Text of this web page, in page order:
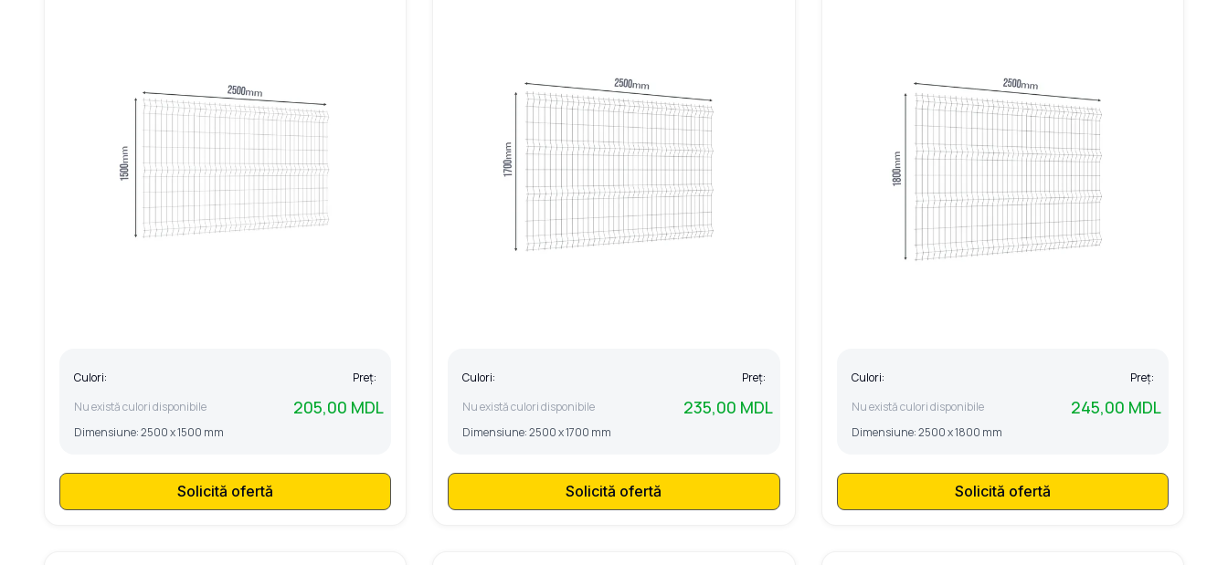
Culori:
Nu există culori disponibile
Dimensiune:2500 x 1500 mm
Preț:
205,00 MDL
Solicită ofertă
Culori:
Nu există culori disponibile
Dimensiune:2500 x 1700 mm
Preț:
235,00 MDL
Solicită ofertă
Culori:
Nu există culori disponibile
Dimensiune:2500 x 1800 mm
Preț:
245,00 MDL
Solicită ofertă